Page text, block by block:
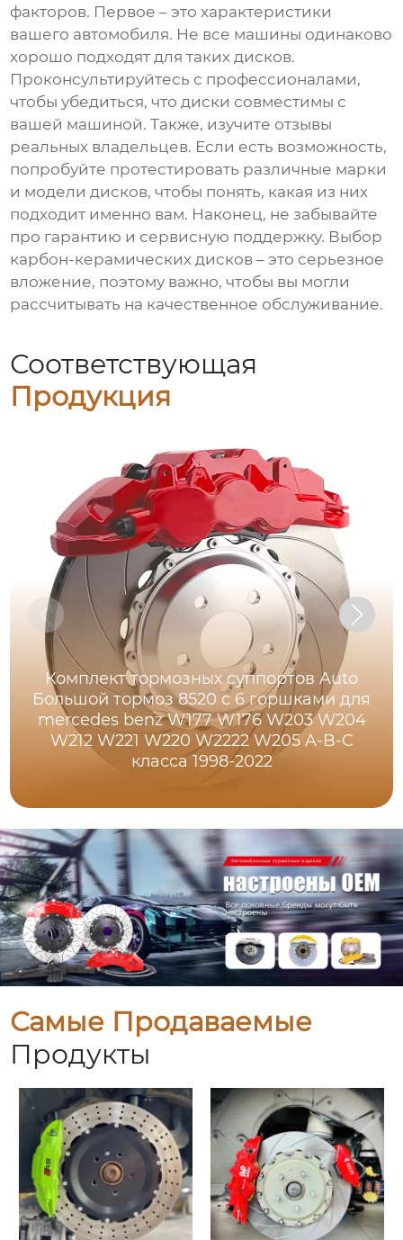
факторов. Первое – это характеристики
вашего автомобиля. Не все машины одинаково
хорошо подходят для таких дисков.
Проконсультируйтесь с профессионалами,
чтобы убедиться, что диски совместимы с
вашей машиной. Также, изучите отзывы
реальных владельцев. Если есть возможность,
попробуйте протестировать различные марки
и модели дисков, чтобы понять, какая из них
подходит именно вам. Наконец, не забывайте
про гарантию и сервисную поддержку. Выбор
карбон-керамических дисков – это серьезное
вложение, поэтому важно, чтобы вы могли
рассчитывать на качественное обслуживание.
Соответствующая
Продукция
Комплект тормозных суппортов Auto
Большой тормоз 8520 с 6 горшками для
mercedes benz W177 W176 W203 W204
W212 W221 W220 W2222 W205 A-B-C
класса 1998-2022
Самые Продаваемые
Продукты